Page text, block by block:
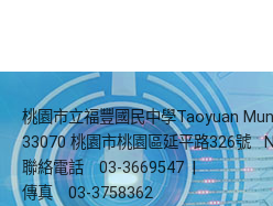
桃園市立福豐國民中學Taoyuan
33070 桃園市桃園區延平路326號
聯絡電話
03-3669547 |
傳真
03-3758362